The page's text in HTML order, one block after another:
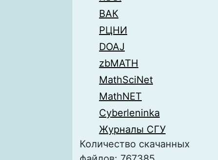
ВАК
РЦНИ
DOAJ
zbMATH
MathSciNet
MathNET
Cyberleninka
Журналы СГУ
Количество скачанных